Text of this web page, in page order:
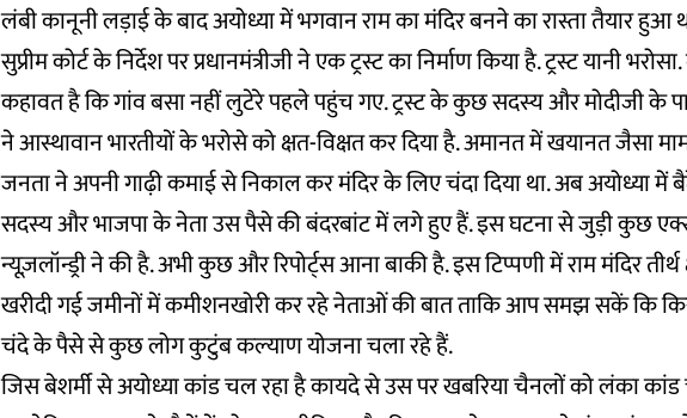
लंबी कानूनी लड़ाई के बाद अयोध्या में भगवान राम का मंदिर बनने का रास्ता तैयार
सुप्रीम कोर्ट के निर्देश पर प्रधानमंत्रीजी ने एक ट्रस्ट का निर्माण किया है. ट्रस्ट यानी
कहावत है कि गांव बसा नहीं लुटेरे पहले पहुंच गए. ट्रस्ट के कुछ सदस्य और मोदीजी के
ने आस्थावान भारतीयों के भरोसे को क्षत-विक्षत कर दिया है. अमानत में खयानत जैसा
जनता ने अपनी गाढ़ी कमाई से निकाल कर मंदिर के लिए चंदा दिया था. अब अयोध्या में
सदस्य और भाजपा के नेता उस पैसे की बंदरबांट में लगे हुए हैं. इस घटना से जुड़ी कुछ
न्यूज़लॉन्ड्री ने की है. अभी कुछ और रिपोर्ट्स आना बाकी है. इस टिप्पणी में राम मंदिर तीर्थ
खरीदी गई जमीनों में कमीशनखोरी कर रहे नेताओं की बात ताकि आप समझ सकें कि
चंदे के पैसे से कुछ लोग कुटुंब कल्याण योजना चला रहे हैं.
जिस बेशर्मी से अयोध्या कांड चल रहा है कायदे से उस पर खबरिया चैनलों को लंका कांड